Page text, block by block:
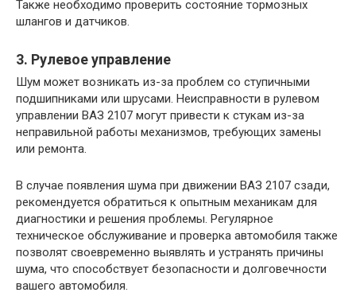
Также необходимо проверить состояние тормозных
шлангов и датчиков.
3. Рулевое управление
Шум может возникать из-за проблем со ступичными
подшипниками или шрусами. Неисправности в рулевом
управлении ВАЗ 2107 могут привести к стукам из-за
неправильной работы механизмов, требующих замены
или ремонта.
В случае появления шума при движении ВАЗ 2107 сзади,
рекомендуется обратиться к опытным механикам для
диагностики и решения проблемы. Регулярное
техническое обслуживание и проверка автомобиля также
позволят своевременно выявлять и устранять причины
шума, что способствует безопасности и долговечности
вашего автомобиля.